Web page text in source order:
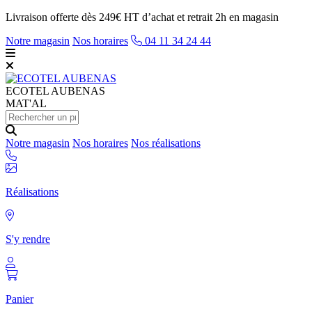
Livraison offerte dès 249€ HT d’achat et retrait 2h en magasin
Notre magasin Nos horaires 04 11 34 24 44
ECOTEL AUBENAS
MAT'AL
Notre magasin Nos horaires Nos réalisations
Réalisations
S'y rendre
Panier